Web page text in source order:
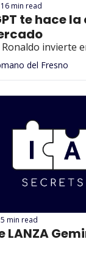
16 min read
te hace
invierte
del Fresno
min read
LANZA